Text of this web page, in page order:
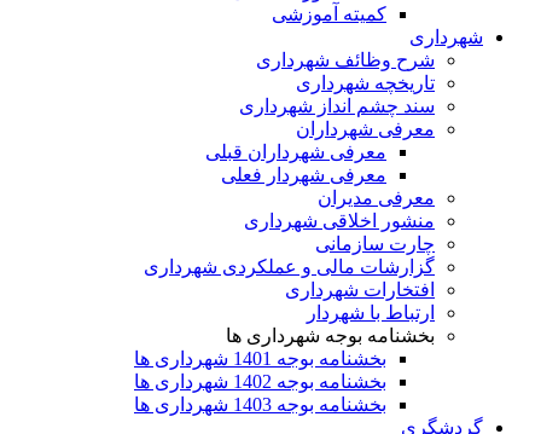
کمیته آموزشی
شهرداری
شرح وظائف شهرداری
تاریخچه شهرداری
سند چشم انداز شهرداری
معرفی شهرداران
معرفی شهرداران قبلی
معرفی شهردار فعلی
معرفی مدیران
منشور اخلاقی شهرداری
چارت سازمانی
گزارشات مالی و عملکردی شهرداری
افتخارات شهرداری
ارتباط با شهردار
بخشنامه بوجه شهرداری ها
بخشنامه بوجه 1401 شهرداری ها
بخشنامه بوجه 1402 شهرداری ها
بخشنامه بوجه 1403 شهرداری ها
گردشگری